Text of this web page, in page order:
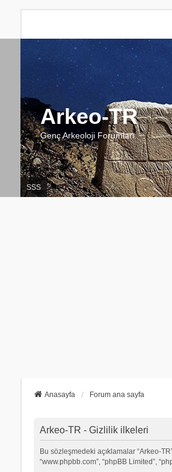
Arkeo-TR
Genç Arkeoloji Forumları
SSS
Anasayfa Forum ana sayfa
Arkeo-TR - Gizlilik ilkeleri
Bu sözleşmedeki açıklamalar “Arkeo-
“www.phpbb.com”, “phpBB Limited”,